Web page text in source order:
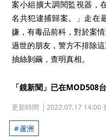
案小組擴大調閱監視器，
名共犯逮捕歸案。」走在
嫌，有毒品前科，對於案
過世的朋友，警方不排除
抽絲剝繭，查明真相。
「鏡新聞」已在MOD508
更新時間 2022.07.17 14:00
蘆洲